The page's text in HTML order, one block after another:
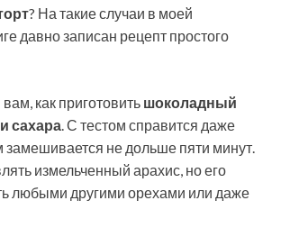
? На такие случаи в моей
давно записан рецепт простого
как приготовить шоколадный
сахара . С тестом справится даже
замешивается не дольше пяти минут.
измельченный арахис, но его
любыми другими орехами или даже